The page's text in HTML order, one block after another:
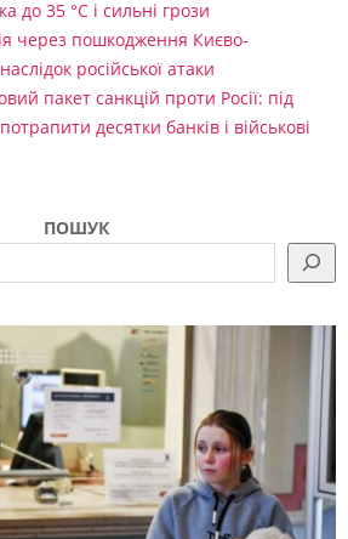
до 35 °C і сильні грози
через пошкодження Києво-
російської атаки
пакет санкцій проти Росії: під
десятки банків і військові
ПОШУК